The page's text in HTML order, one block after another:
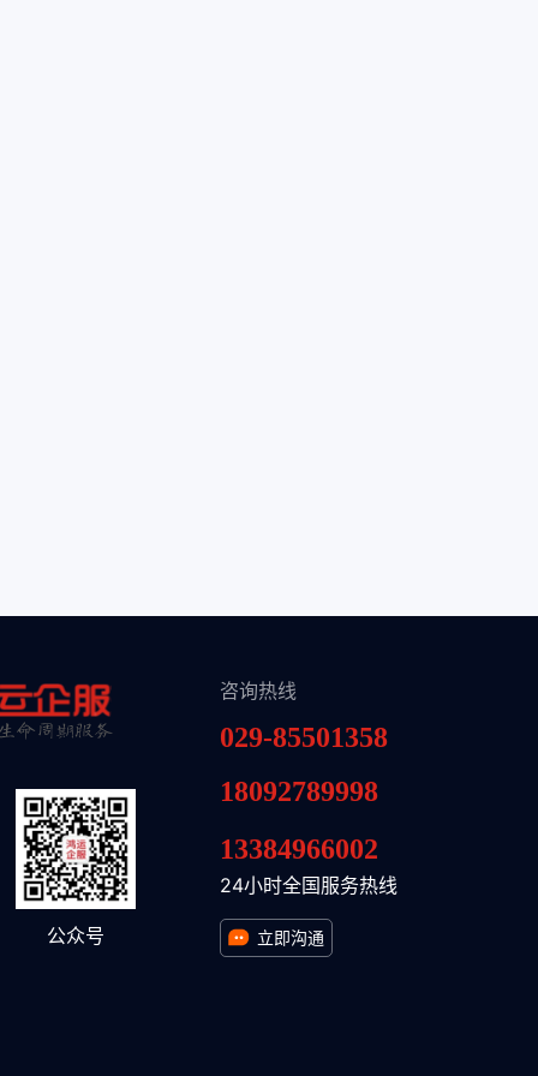
公众号
咨询热线
029-85501358
18092789998
13384966002
24小时全国服务热线
立即沟通